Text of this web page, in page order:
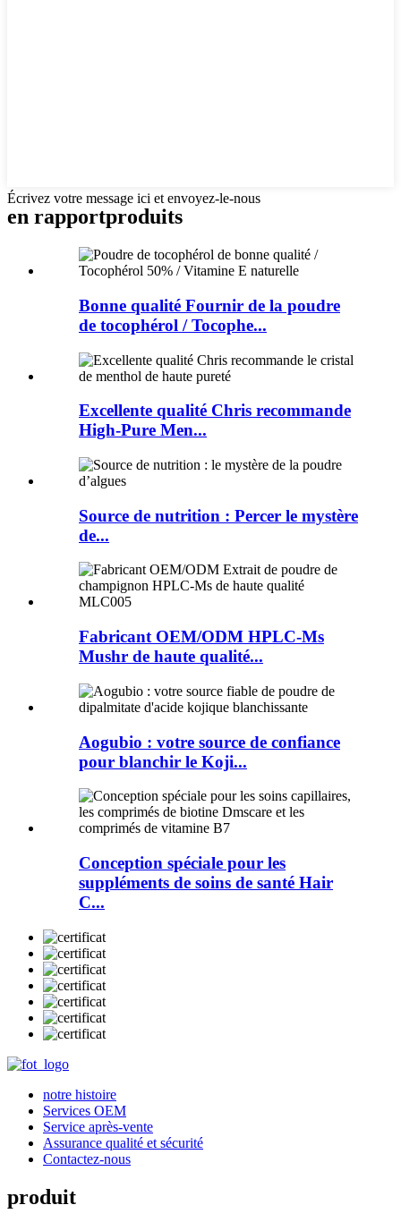
Écrivez votre message ici et envoyez-le-nous
en rapportproduits
Bonne qualité Fournir de la poudre
de tocophérol / Tocophe...
Excellente qualité Chris recommande
High-Pure Men...
Source de nutrition : Percer le mystère
de...
Fabricant OEM/ODM HPLC-Ms
Mushr de haute qualité...
Aogubio : votre source de confiance
pour blanchir le Koji...
Conception spéciale pour les
suppléments de soins de santé Hair
C...
notre histoire
Services OEM
Service après-vente
Assurance qualité et sécurité
Contactez-nous
produit